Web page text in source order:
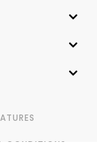
CONDITIONS